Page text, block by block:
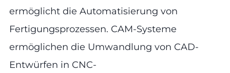
ermöglicht die Automatisierung von
Fertigungsprozessen. CAM-Systeme
ermöglichen die Umwandlung von CAD-
Entwürfen in CNC-